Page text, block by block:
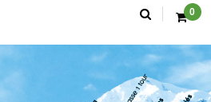
0